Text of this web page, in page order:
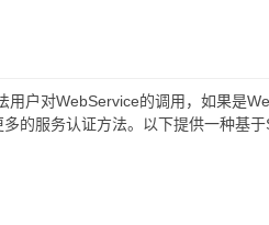
户对WebService的调用，如果是
的服务认证方法。以下提供一种基